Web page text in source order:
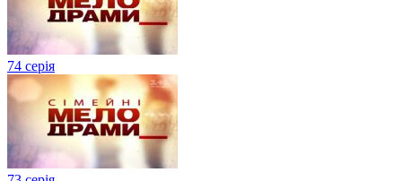
74 серія